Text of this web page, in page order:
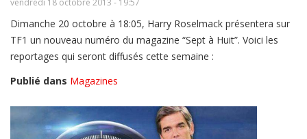
vendredi 18 octobre 2013 - 19:57
Dimanche 20 octobre à 18:05, Harry Roselmack présentera sur
TF1 un nouveau numéro du magazine “Sept à Huit”. Voici les
reportages qui seront diffusés cette semaine :
Publié dans Magazines